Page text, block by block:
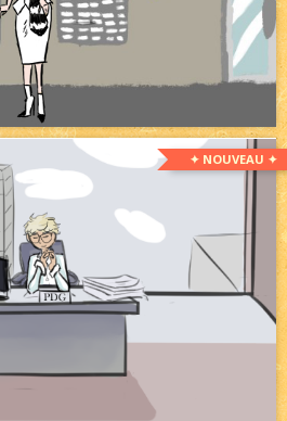
✦ NOUVEAU ✦